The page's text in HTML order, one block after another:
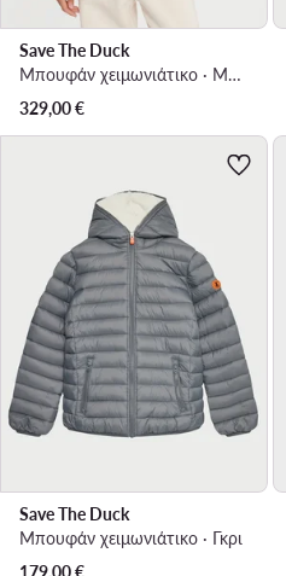
Save The Duck
Μπουφάν χειμωνιάτικο · Μαύρο
329,00€
Save The Duck
Μπουφάν χειμωνιάτικο · Γκρι
179,00€